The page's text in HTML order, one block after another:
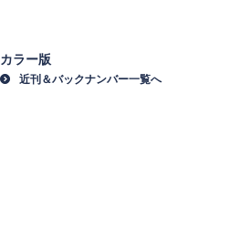
カラー版
近刊＆バックナンバー一覧へ